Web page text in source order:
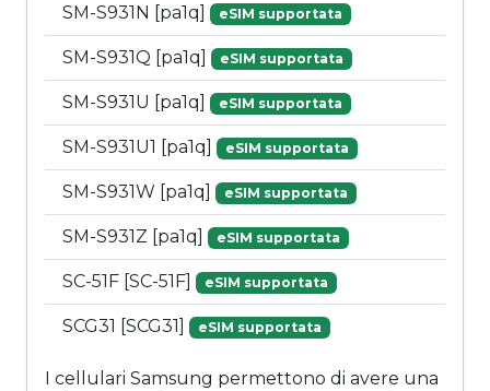
SM-S931N [pa1q] eSIM supportata
SM-S931Q [pa1q] eSIM supportata
SM-S931U [pa1q] eSIM supportata
SM-S931U1 [pa1q] eSIM supportata
SM-S931W [pa1q] eSIM supportata
SM-S931Z [pa1q] eSIM supportata
SC-51F [SC-51F] eSIM supportata
SCG31 [SCG31] eSIM supportata
I cellulari Samsung permettono di avere una